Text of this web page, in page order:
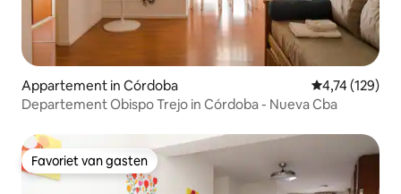
Appartement in Córdoba Gemiddelde
4,74 (129)
Departement Obispo Trejo in Córdoba - Nueva Cba
Favoriet van gasten
Favoriet van gasten